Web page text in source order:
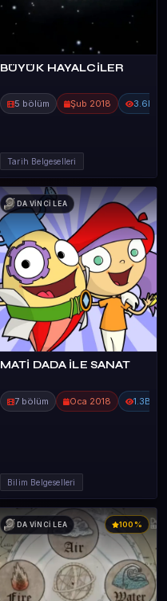
BÜYÜK HAYALCİLER
5 bölüm Şub 2018 3.6B
Tarih Belgeselleri
DA VİNCİ LEA
MATİ DADA İLE SANAT
7 bölüm Oca 2018 1.3B
Bilim Belgeselleri
DA VİNCİ LEA 100%